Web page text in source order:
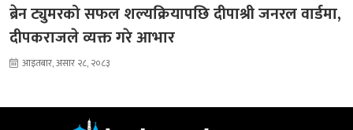
ब्रेन ट्युमरको सफल शल्यक्रियापछि दीपाश्री जनरल वार्डमा,
दीपकराजले व्यक्त गरे आभार
आइतबार, असार २८, २०८३